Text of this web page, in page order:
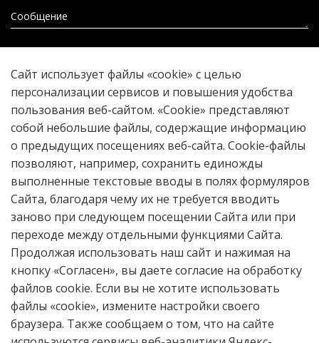
Сообщение
Прикрепить файл
Отправить
© 2026 Historia provinciae – журнал
региональной историиЧереповецкий
Государственный Университет
16+
Контент доступен под лицензией
Creative Commons Attribution 4.0
License
.
Сайт использует файлы «cookie» с целью
персонализации сервисов и повышения удобства
пользования веб-сайтом. «Cookie» представляют
собой небольшие файлы, содержащие информацию
о предыдущих посещениях веб-сайта. Cookie-файлы
позволяют, например, сохранить единожды
выполненные текстовые вводы в полях формуляров
Сайта, благодаря чему их не требуется вводить
заново при следующем посещении Сайта или при
переходе между отдельными функциями Сайта.
Продолжая использовать наш сайт и нажимая на
кнопку «Согласен», вы даете согласие на обработку
файлов cookie. Если вы не хотите использовать
файлы «cookie», измените настройки своего
браузера. Также сообщаем о том, что на сайте